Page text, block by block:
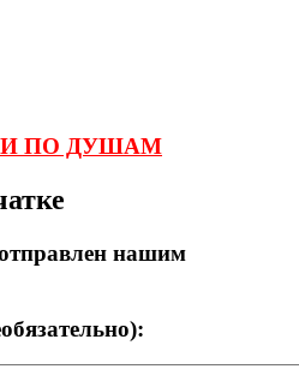
ПО ДУШАМ
нашим